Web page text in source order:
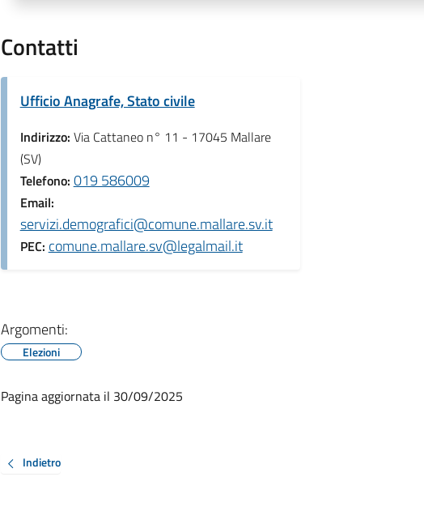
Contatti
Ufficio Anagrafe, Stato civile
Indirizzo: Via Cattaneo n° 11 - 17045 Mallare
(SV)
Telefono:019 586009
Email:
servizi.demografici@comune.mallare.sv.it
PEC:comune.mallare.sv@legalmail.it
Argomenti:
Elezioni
Pagina aggiornata il 30/09/2025
Indietro